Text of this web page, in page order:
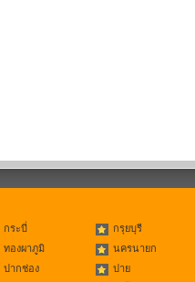
กระบี่ กรุยบุรี
ทองผาภูมิ นครนายก
ปากช่อง ปาย